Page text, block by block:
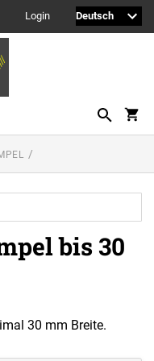
Login
bis 30
30 mm Breite.